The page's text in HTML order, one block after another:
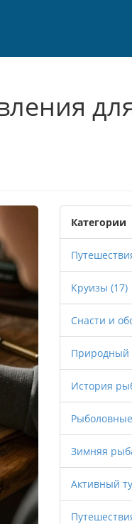
Категории
Круизы (17)
Снасти и
Природный
История
Зимняя
Активный